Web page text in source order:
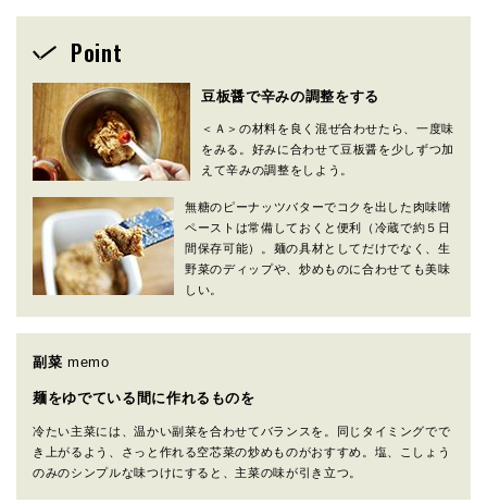
Point
豆板醤で辛みの調整をする
＜Ａ＞の材料を良く混ぜ合わせたら、一度味
をみる。好みに合わせて豆板醤を少しずつ加
えて辛みの調整をしよう。
無糖のピーナッツバターでコクを出した肉味噌
ペーストは常備しておくと便利（冷蔵で約５日
間保存可能）。麺の具材としてだけでなく、生
野菜のディップや、炒めものに合わせても美味
しい。
副菜 memo
麺をゆでている間に作れるものを
冷たい主菜には、温かい副菜を合わせてバランスを。同じタイミングでで
き上がるよう、さっと作れる空芯菜の炒めものがおすすめ。塩、こしょう
のみのシンプルな味つけにすると、主菜の味が引き立つ。